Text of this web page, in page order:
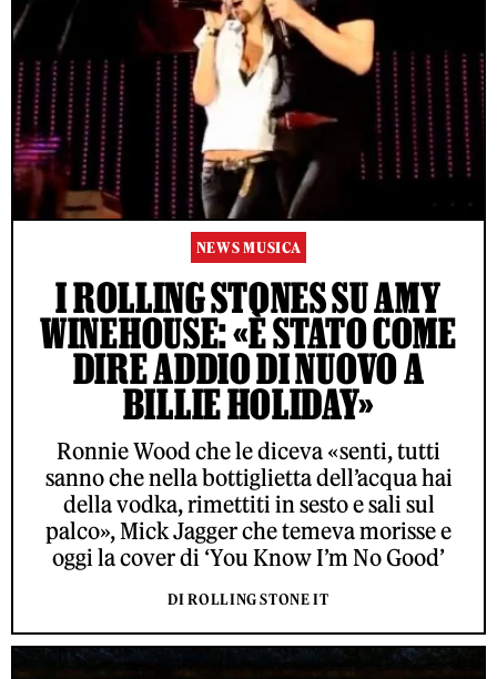
NEWS MUSICA
I ROLLING STONES SU AMY
WINEHOUSE: «È STATO COME
DIRE ADDIO DI NUOVO A
BILLIE HOLIDAY»
Ronnie Wood che le diceva «senti, tutti
sanno che nella bottiglietta dell’acqua hai
della vodka, rimettiti in sesto e sali sul
palco», Mick Jagger che temeva morisse e
oggi la cover di ‘You Know I’m No Good’
DI ROLLING STONE IT